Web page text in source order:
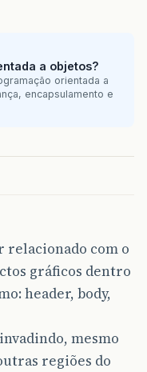
a objetos?
orientada a
encapsulamento e
relacionado com o
gráficos dentro
header, body,
mesmo
regiões do